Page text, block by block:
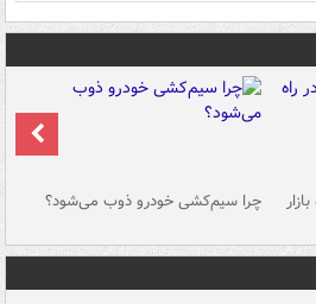
چرا سیم‌کشی خودرو ذوب می‌شود؟